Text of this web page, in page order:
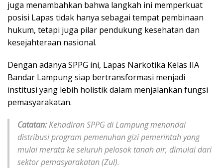
juga menambahkan bahwa langkah ini memperkuat
posisi Lapas tidak hanya sebagai tempat pembinaan
hukum, tetapi juga pilar pendukung kesehatan dan
kesejahteraan nasional.
​Dengan adanya SPPG ini, Lapas Narkotika Kelas IIA
Bandar Lampung siap bertransformasi menjadi
institusi yang lebih holistik dalam menjalankan fungsi
pemasyarakatan.
Catatan:Kehadiran SPPG di Lampung menandai
distribusi program pemenuhan gizi pemerintah yang
mulai merata ke seluruh pelosok tanah air, dimulai dari
sektor pemasyarakatan (Zul).